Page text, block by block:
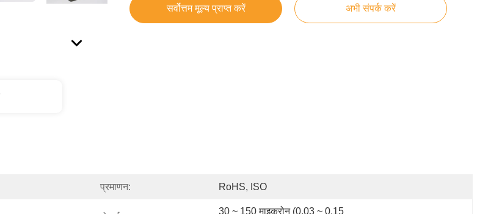
सर्वोत्तम मूल्य प्राप्त करें अभी संपर्क करें
प्रमाणन: RoHS, ISO
30 ~ 150 माइक्रोन (0.03 ~ 0.15